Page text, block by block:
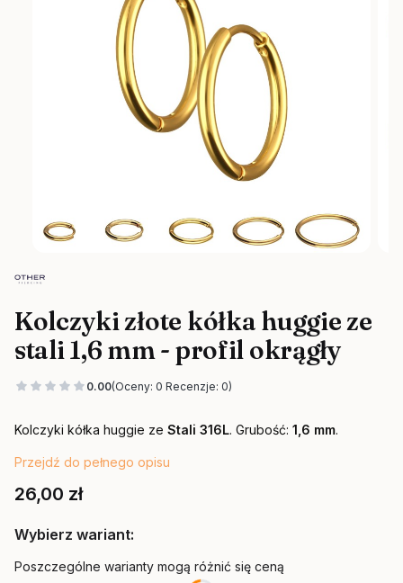
Kolczyki złote kółka huggie ze
stali 1,6 mm - profil okrągły
0.00(Oceny: 0 Recenzje: 0)
Kolczyki kółka huggie ze Stali 316L. Grubość: 1,6 mm.
Przejdź do pełnego opisu
Cena
26,00 zł
Wybierz wariant:
Poszczególne warianty mogą różnić się ceną